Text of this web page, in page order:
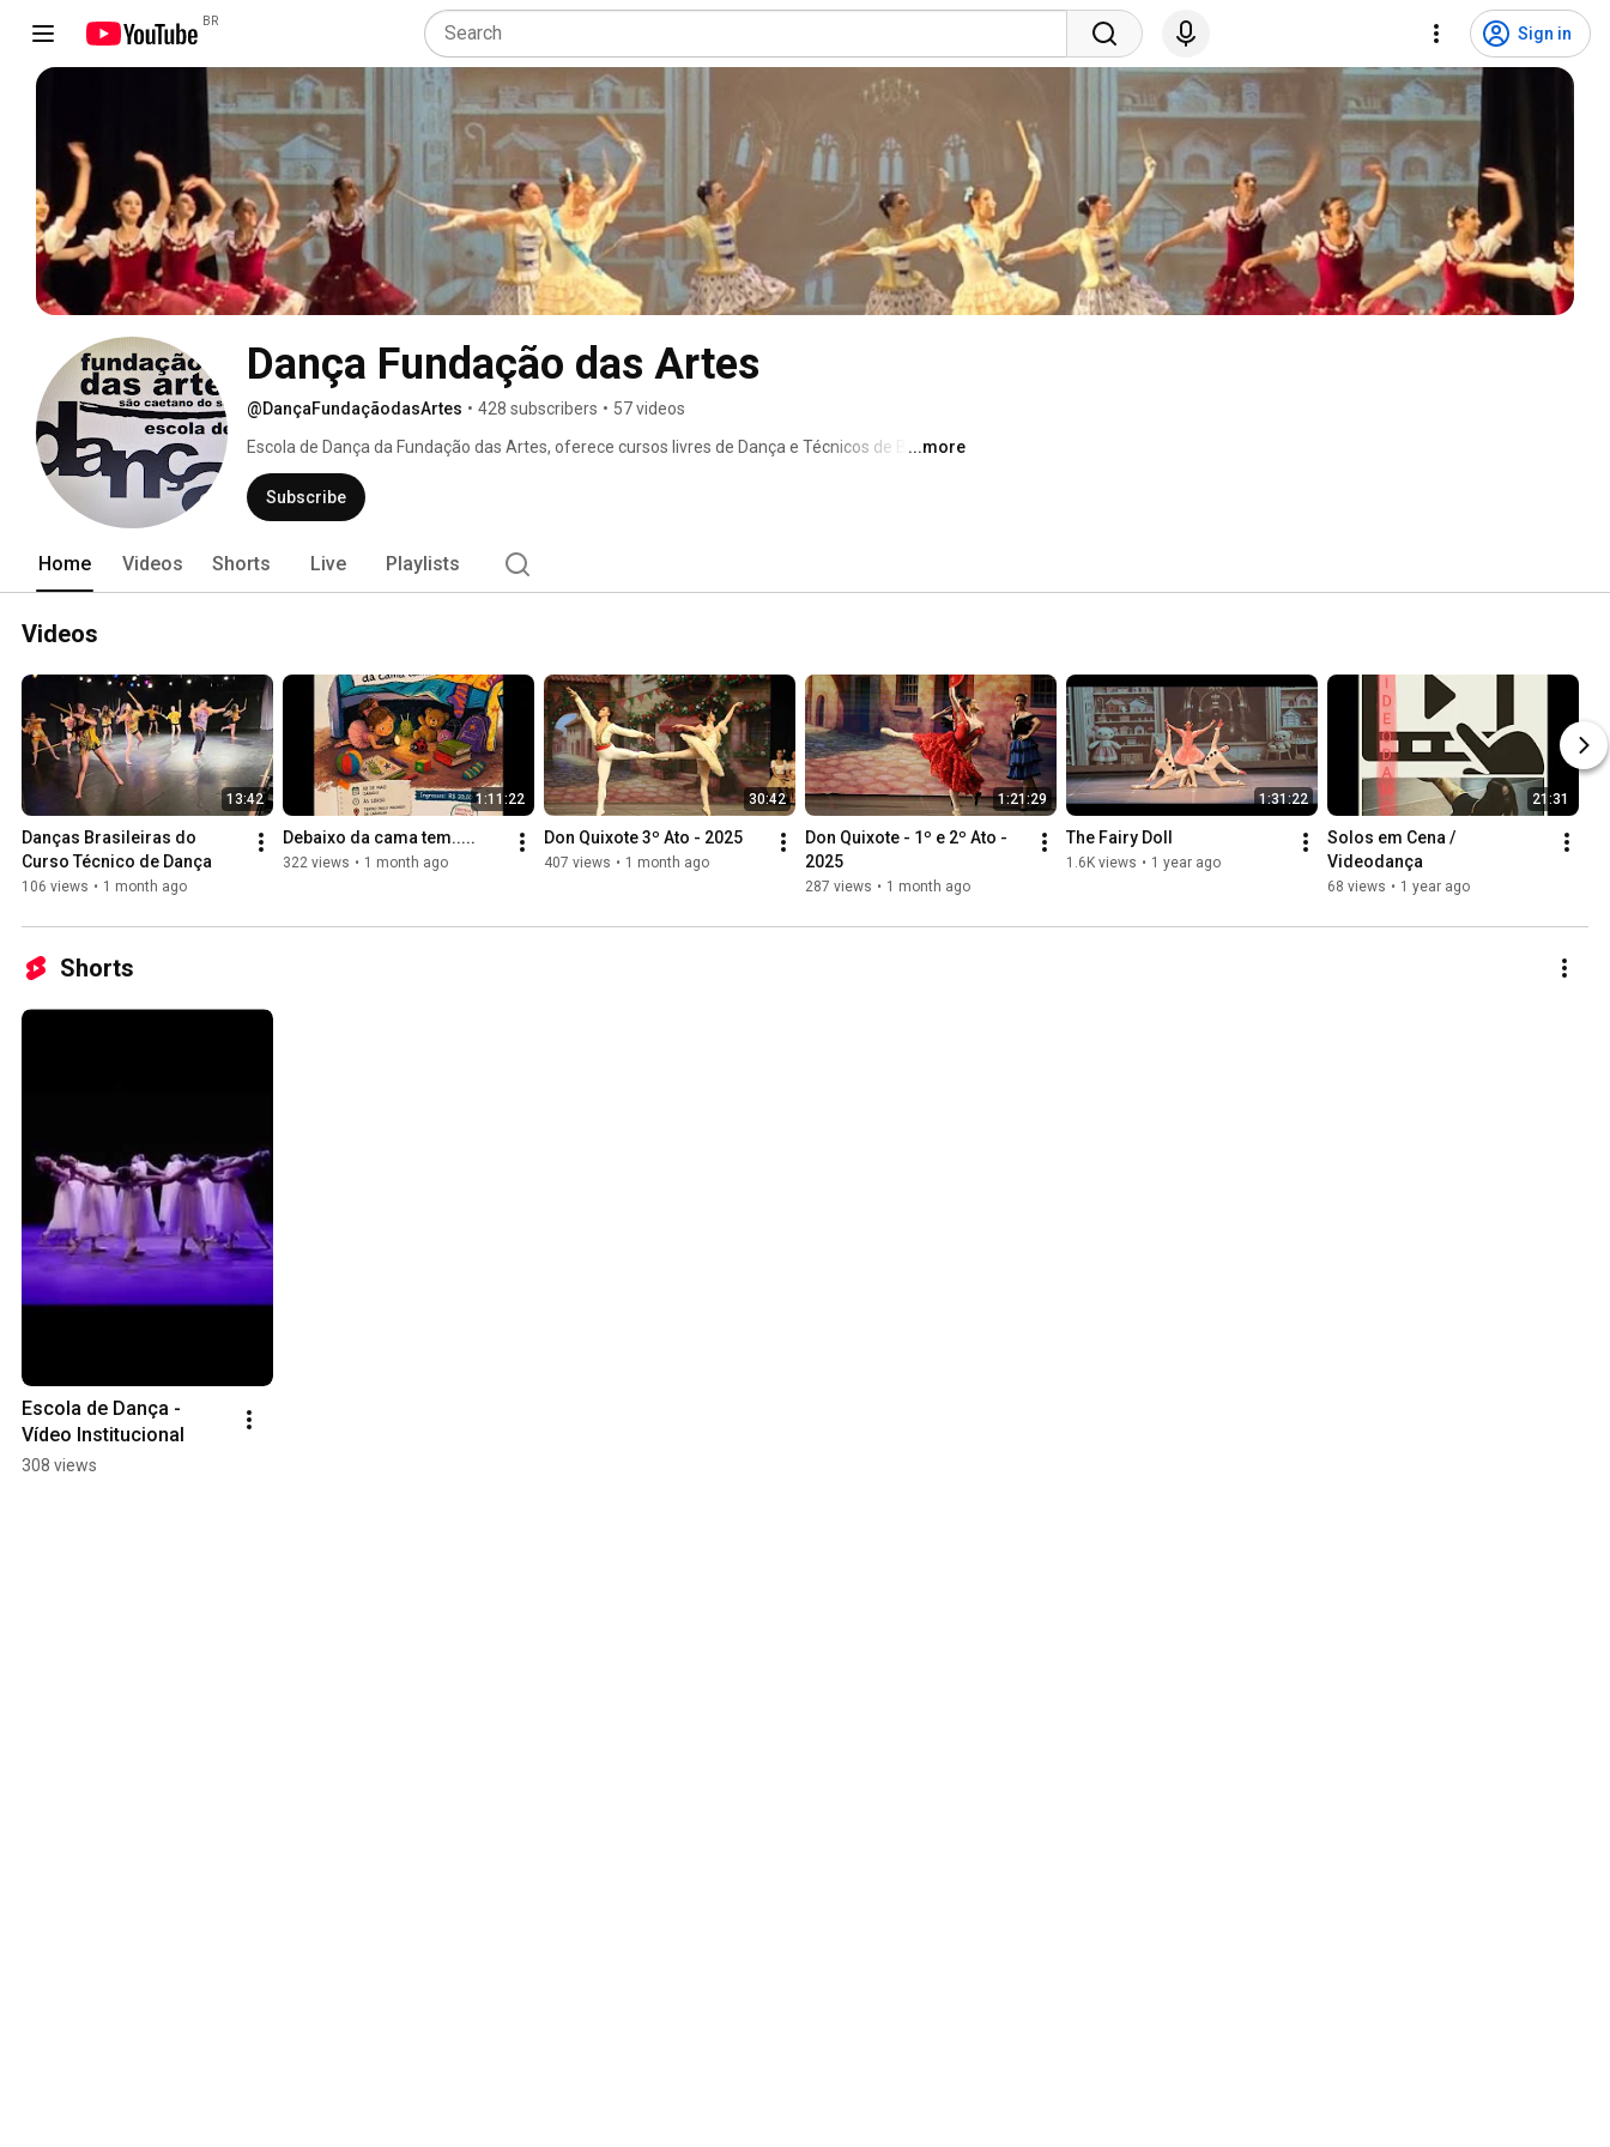
BR
Sign in
Dança Fundação das Artes
@DançaFundaçãodasArtes • 428 subscribers • 57 videos
Escola de Dança da Fundação das Artes, oferece cursos livres de Dança e Técnicos de Ballet
Clássico e Interprete Criador
...more
Subscribe
Home Videos Shorts Live Playlists
Videos
13:42
Danças Brasileiras do
Curso Técnico de Dança
106 views • 1 month ago
1:11:22
Debaixo da cama tem.....
322 views • 1 month ago
30:42
Don Quixote 3º Ato - 2025
407 views • 1 month ago
1:21:29
Don Quixote - 1º e 2º Ato -
2025
287 views • 1 month ago
1:31:22
The Fairy Doll
1.6K views • 1 year ago
21:31
Solos em Cena /
Videodança
68 views • 1 year ago
Shorts
Escola de Dança -
Vídeo Institucional
308 views